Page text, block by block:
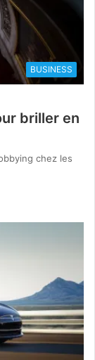
BUSINESS
briller en
chez les